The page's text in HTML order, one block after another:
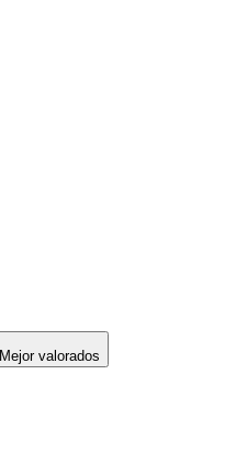
Mejor valorados